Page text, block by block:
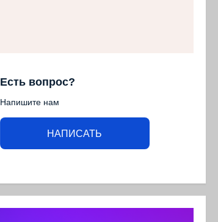
Есть вопрос?
Напишите нам
НАПИСАТЬ